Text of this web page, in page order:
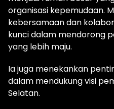
organisasi kepemudaan.
kebersamaan dan
kunci dalam mendorong
yang lebih maju.
Ia juga menekankan
dalam mendukung visi
Selatan.‎‎